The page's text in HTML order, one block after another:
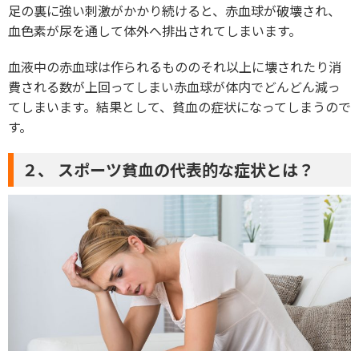
足の裏に強い刺激がかかり続けると、赤血球が破壊され、
血色素が尿を通して体外へ排出されてしまいます。
血液中の赤血球は作られるもののそれ以上に壊されたり消
費される数が上回ってしまい赤血球が体内でどんどん減っ
てしまいます。結果として、貧血の症状になってしまうので
す。
２、 スポーツ貧血の代表的な症状とは？